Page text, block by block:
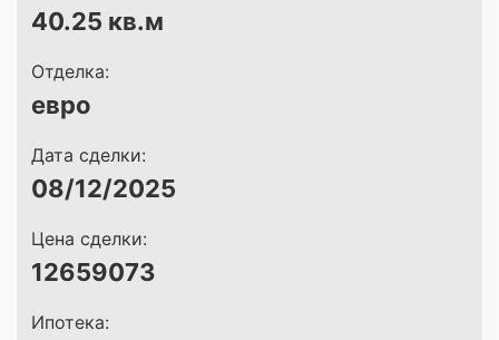
40.25 кв.м
Отделка:
евро
Дата сделки:
08/12/2025
Цена сделки:
12659073
Ипотека: